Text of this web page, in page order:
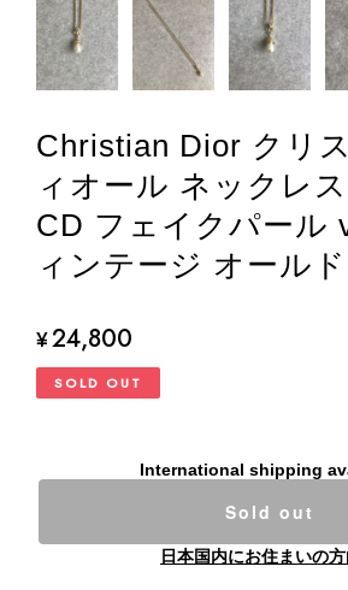
Christian Dior クリ
ィオール ネックレ
CD フェイクパール
ィンテージ オール
¥24,800
SOLD OUT
International shipping
Sold out
日本国内にお住まいの